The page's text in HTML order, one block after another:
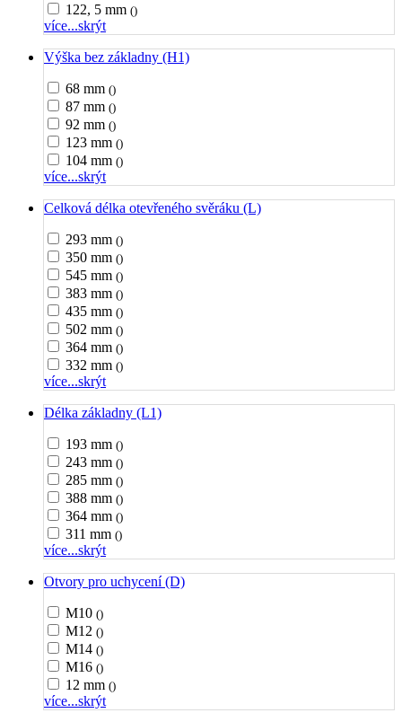
122, 5 mm ()
více...skrýt
Výška bez základny (H1)
68 mm ()
87 mm ()
92 mm ()
123 mm ()
104 mm ()
více...skrýt
Celková délka otevřeného svěráku (L)
293 mm ()
350 mm ()
545 mm ()
383 mm ()
435 mm ()
502 mm ()
364 mm ()
332 mm ()
více...skrýt
Délka základny (L1)
193 mm ()
243 mm ()
285 mm ()
388 mm ()
364 mm ()
311 mm ()
více...skrýt
Otvory pro uchycení (D)
M10 ()
M12 ()
M14 ()
M16 ()
12 mm ()
více...skrýt